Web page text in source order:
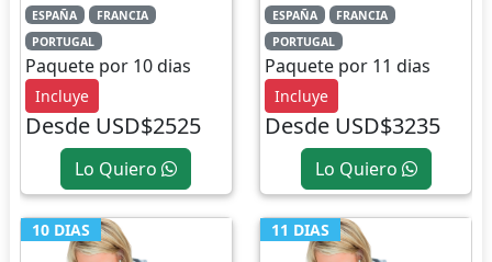
ESPAÑA
FRANCIA
PORTUGAL
Paquete por 10 dias
Incluye
Desde USD$2525
Lo Quiero
ESPAÑA
FRANCIA
PORTUGAL
Paquete por 11 dias
Incluye
Desde USD$3235
Lo Quiero
10 DIAS 11 DIAS